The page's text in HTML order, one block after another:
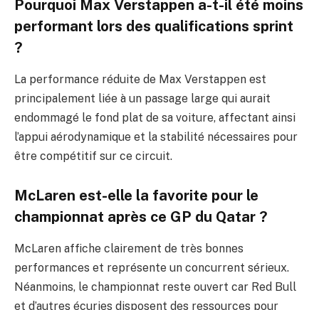
Pourquoi Max Verstappen a-t-il été moins
performant lors des qualifications sprint
?
La performance réduite de Max Verstappen est
principalement liée à un passage large qui aurait
endommagé le fond plat de sa voiture, affectant ainsi
l’appui aérodynamique et la stabilité nécessaires pour
être compétitif sur ce circuit.
McLaren est-elle la favorite pour le
championnat après ce GP du Qatar ?
McLaren affiche clairement de très bonnes
performances et représente un concurrent sérieux.
Néanmoins, le championnat reste ouvert car Red Bull
et d’autres écuries disposent des ressources pour